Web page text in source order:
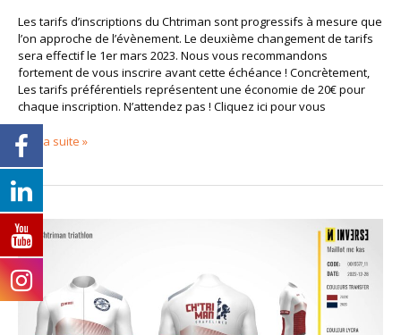
Les tarifs d’inscriptions du Chtriman sont progressifs à mesure que
l’on approche de l’évènement. Le deuxième changement de tarifs
sera effectif le 1er mars 2023. Nous vous recommandons
fortement de vous inscrire avant cette échéance ! Concrètement,
Les tarifs préférentiels représentent une économie de 20€ pour
chaque inscription. N’attendez pas ! Cliquez ici pour vous
Lire la suite »
La
boutique
de
souvenir
du
Chtriman